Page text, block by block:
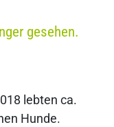
gesehen.
lebten ca.
Hunde.